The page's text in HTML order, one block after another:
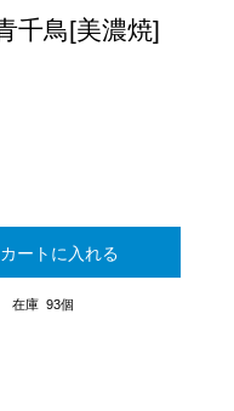
千鳥[美濃焼]
カートに入れる
在庫 93個